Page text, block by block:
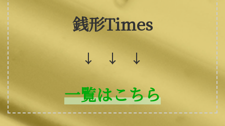
銭形Times
↓ ↓ ↓
一覧はこちら